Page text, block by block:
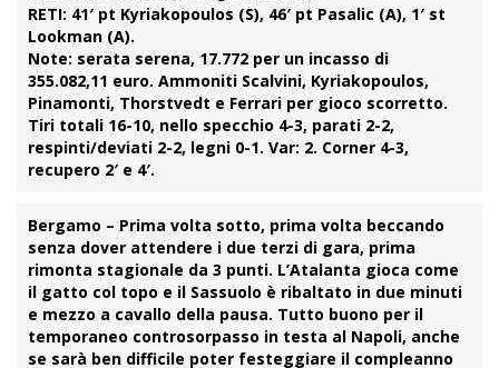
RETI: 41′ pt Kyriakopoulos (S), 46′ pt Pasalic (A), 1′ st
Lookman (A).
Note: serata serena, 17.772 per un incasso di
355.082,11 euro. Ammoniti Scalvini, Kyriakopoulos,
Pinamonti, Thorstvedt e Ferrari per gioco scorretto.
Tiri totali 16-10, nello specchio 4-3, parati 2-2,
respinti/deviati 2-2, legni 0-1. Var: 2. Corner 4-3,
recupero 2′ e 4′.
Bergamo – Prima volta sotto, prima volta beccando
senza dover attendere i due terzi di gara, prima
rimonta stagionale da 3 punti. L’Atalanta gioca come
il gatto col topo e il Sassuolo è ribaltato in due minuti
e mezzo a cavallo della pausa. Tutto buono per il
temporaneo controsorpasso in testa al Napoli, anche
se sarà ben difficile poter festeggiare il compleanno